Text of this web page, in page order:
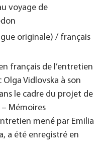
voyage de
originale) / français
français de l’entretien
Olga Vidlovska à son
le cadre du projet de
Mémoires
mené par Emilia
a été enregistré en